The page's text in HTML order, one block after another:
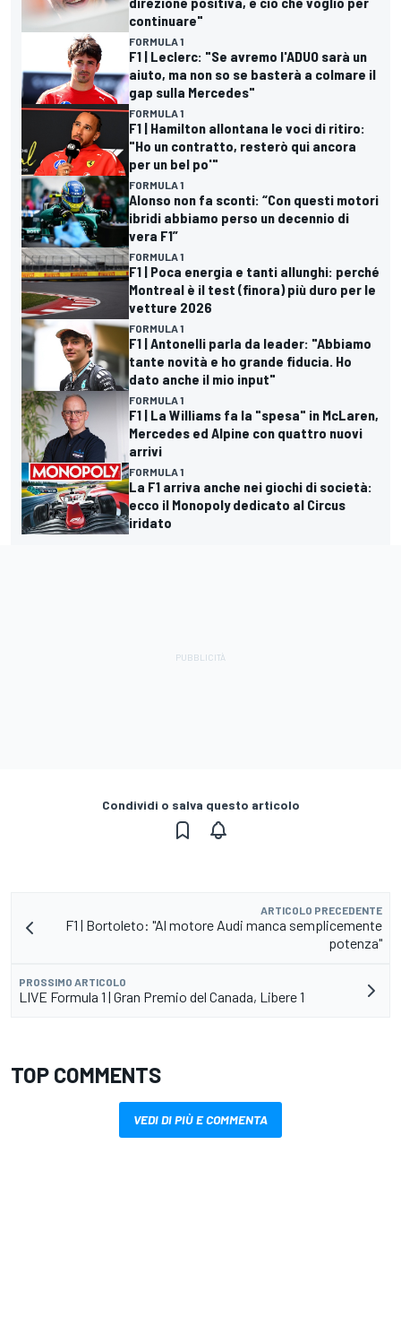
continuare"
FORMULA 1
F1 | Leclerc: "Se avremo l'ADUO sarà un
aiuto, ma non so se basterà a colmare il
gap sulla Mercedes"
FORMULA 1
F1 | Hamilton allontana le voci di ritiro:
"Ho un contratto, resterò qui ancora
per un bel po'"
FORMULA 1
Alonso non fa sconti: “Con questi motori
ibridi abbiamo perso un decennio di
vera F1”
FORMULA 1
F1 | Poca energia e tanti allunghi: perché
Montreal è il test (finora) più duro per le
vetture 2026
FORMULA 1
F1 | Antonelli parla da leader: "Abbiamo
tante novità e ho grande fiducia. Ho
dato anche il mio input"
FORMULA 1
F1 | La Williams fa la "spesa" in McLaren,
Mercedes ed Alpine con quattro nuovi
arrivi
FORMULA 1
La F1 arriva anche nei giochi di società:
ecco il Monopoly dedicato al Circus
iridato
Condividi o salva questo articolo
ARTICOLO PRECEDENTE
F1 | Bortoleto: "Al motore Audi manca semplicemente
potenza"
PROSSIMO ARTICOLO
LIVE Formula 1 | Gran Premio del Canada, Libere 1
TOP COMMENTS
VEDI DI PIÙ E COMMENTA